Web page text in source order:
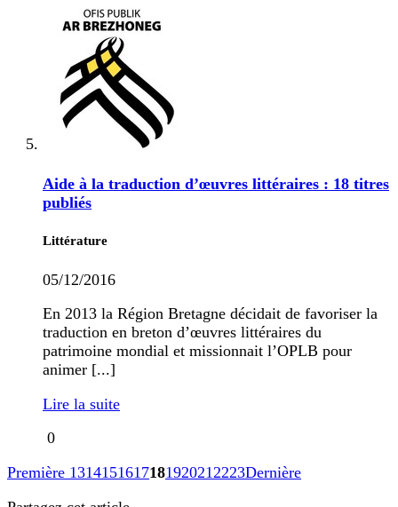
Aide à la traduction d’œuvres littéraires : 18 titres
publiés
Littérature
05/12/2016
En 2013 la Région Bretagne décidait de favoriser la
traduction en breton d’œuvres littéraires du
patrimoine mondial et missionnait l’OPLB pour
animer [...]
Lire la suite
0
Première 131415161718192021 2223Dernière